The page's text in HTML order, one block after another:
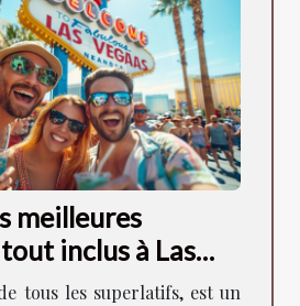
meilleures
inclus à Las
tous les superlatifs, est un